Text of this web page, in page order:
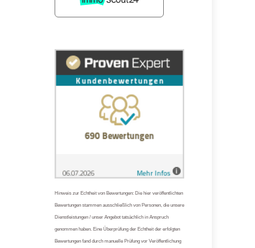
Hinweis zur Echtheit von Bewertungen: Die hier veröffentlichten
Bewertungen stammen ausschließlich von Personen, die unsere
Dienstleistungen / unser Angebot tatsächlich in Anspruch
genommen haben. Eine Überprüfung der Echtheit der erfolgten
Bewertungen fand durch manuelle Prüfung vor Veröffentlichung